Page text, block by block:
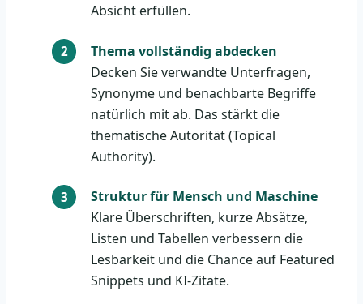
Absicht erfüllen.
Thema vollständig abdecken
Decken Sie verwandte Unterfragen,
Synonyme und benachbarte Begriffe
natürlich mit ab. Das stärkt die
thematische Autorität (Topical
Authority).
Struktur für Mensch und Maschine
Klare Überschriften, kurze Absätze,
Listen und Tabellen verbessern die
Lesbarkeit und die Chance auf Featured
Snippets und KI-Zitate.